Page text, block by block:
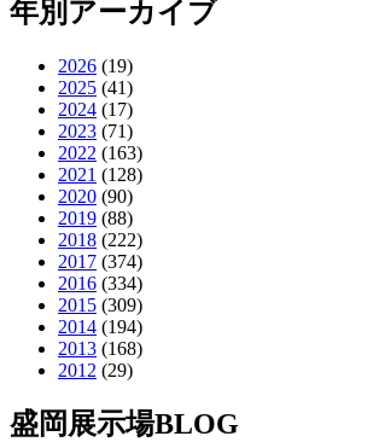
年別アーカイブ
2026 (19)
2025 (41)
2024 (17)
2023 (71)
2022 (163)
2021 (128)
2020 (90)
2019 (88)
2018 (222)
2017 (374)
2016 (334)
2015 (309)
2014 (194)
2013 (168)
2012 (29)
盛岡展示場BLOG